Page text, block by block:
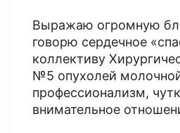
Выражаю огромную
говорю сердечное
коллективу
№5 опухолей
профессионализм,
внимательное